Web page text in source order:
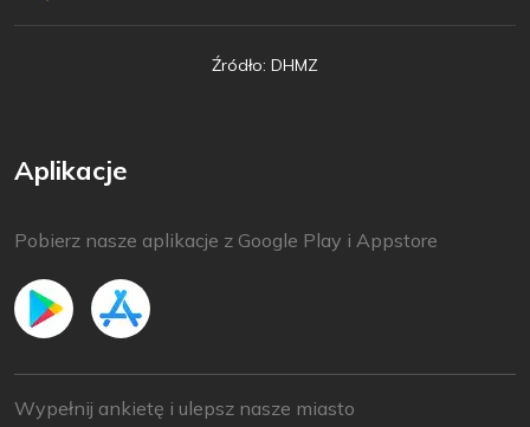
Źródło: DHMZ
Aplikacje
Pobierz nasze aplikacje z Google Play i Appstore
Wypełnij ankietę i ulepsz nasze miasto